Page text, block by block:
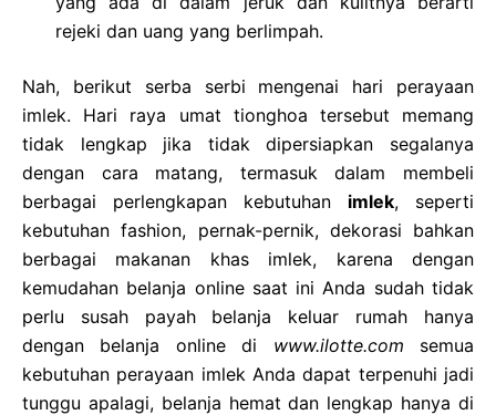
rejeki dan uang yang berlimpah.
Nah, berikut serba serbi mengenai hari perayaan
imlek. Hari raya umat tionghoa tersebut memang
tidak lengkap jika tidak dipersiapkan segalanya
dengan cara matang, termasuk dalam membeli
berbagai perlengkapan kebutuhan imlek, seperti
kebutuhan fashion, pernak-pernik, dekorasi bahkan
berbagai makanan khas imlek, karena dengan
kemudahan belanja online saat ini Anda sudah tidak
perlu susah payah belanja keluar rumah hanya
dengan belanja online di www.ilotte.com semua
kebutuhan perayaan imlek Anda dapat terpenuhi jadi
tunggu apalagi, belanja hemat dan lengkap hanya di